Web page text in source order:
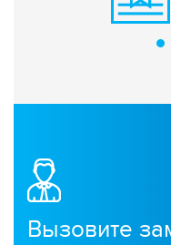
Вызовите